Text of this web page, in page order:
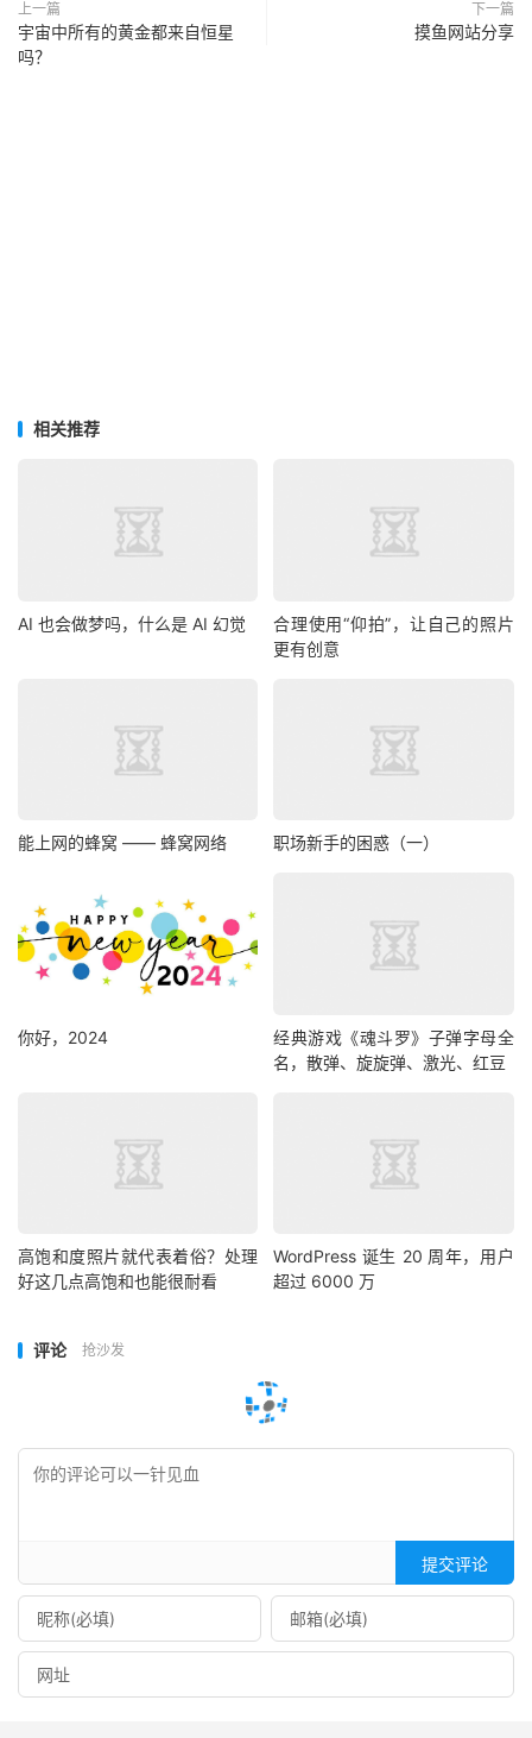
上一篇
宇宙中所有的黄金都来自恒星
吗？
下一篇
摸鱼网站分享
相关推荐
AI 也会做梦吗，什么是 AI 幻觉
合理使用“仰拍”，让自己的照片
更有创意
能上网的蜂窝 —— 蜂窝网络 职场新手的困惑（一）
你好，2024
经典游戏《魂斗罗》子弹字母全
名，散弹、旋旋弹、激光、红豆
高饱和度照片就代表着俗？处理
好这几点高饱和也能很耐看
WordPress 诞生 20 周年，用户
超过 6000 万
评论 抢沙发
提交评论